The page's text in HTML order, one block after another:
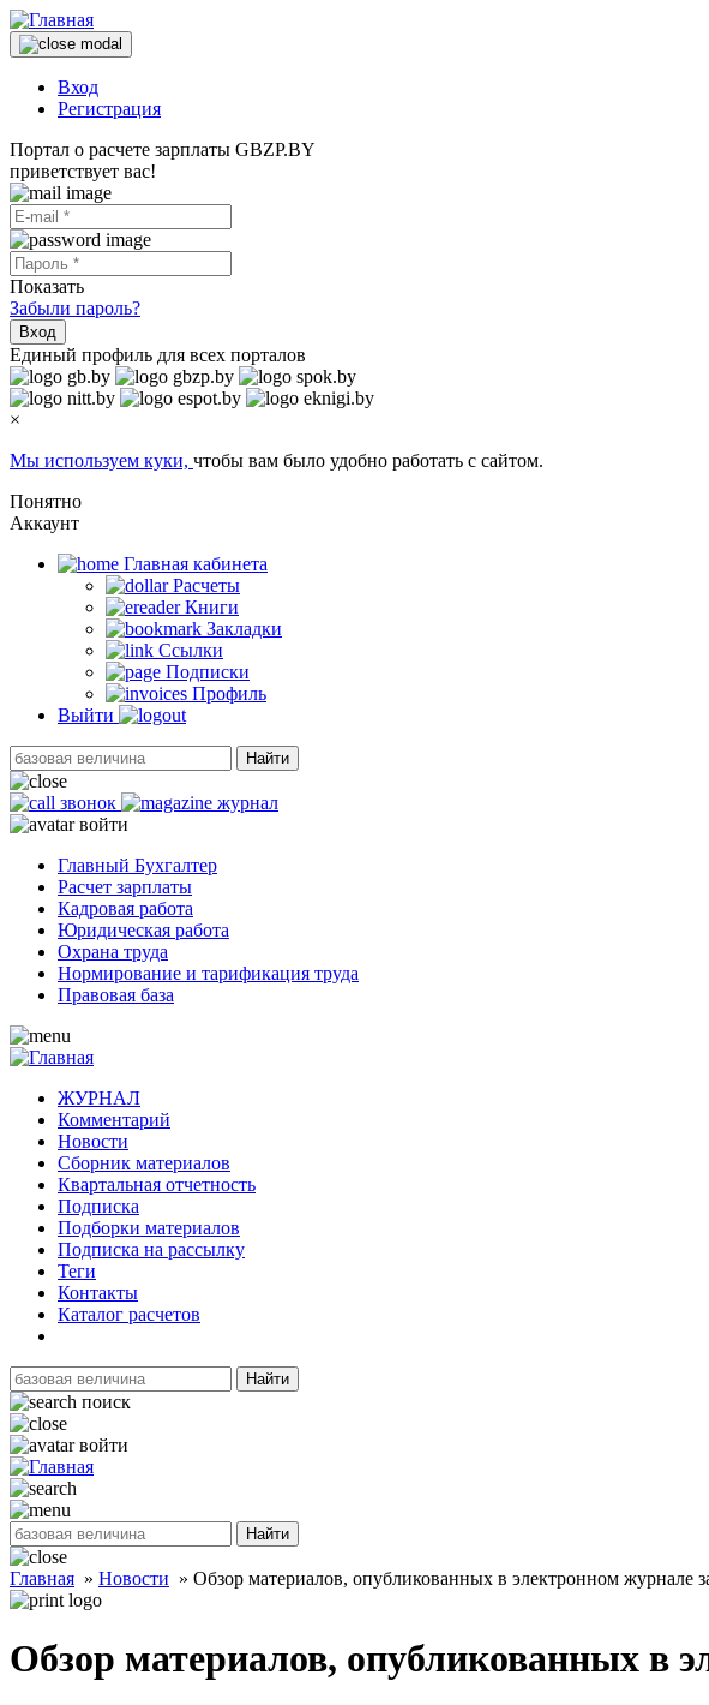
Вход
Регистрация
Портал о расчете зарплаты GBZP.BY
приветствует вас!
Показать
Забыли пароль?
Вход
Единый профиль для всех порталов
×
Мы используем куки, чтобы вам было удобно работать с сайтом.
Понятно
Аккаунт
Главная кабинетa
Расчеты
Книги
Закладки
Ссылки
Подписки
Профиль
Выйти
Найти
звонок
журнал
войти
Главный Бухгалтер
Расчет зарплаты
Кадровая работа
Юридическая работа
Охрана труда
Нормирование и тарификация труда
Правовая база
ЖУРНАЛ
Комментарий
Новости
Сборник материалов
Квартальная отчетность
Подписка
Подборки материалов
Подписка на рассылку
Теги
Контакты
Каталог расчетов
Найти
поиск
войти
Найти
Главная » Новости » Обзор материалов, опубликованных в электронном журнале
Обзор материалов, опубликованных в